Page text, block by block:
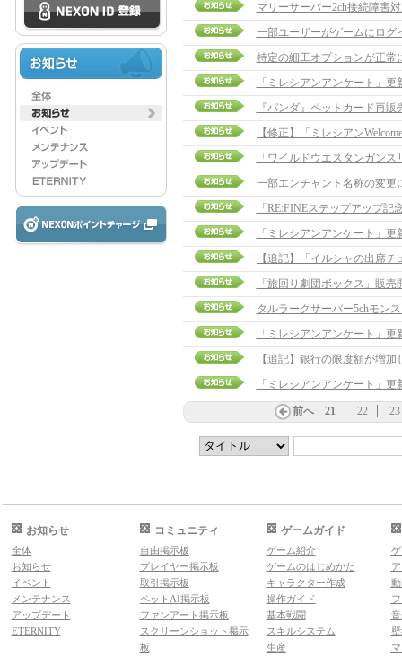
マリーサーバー2ch接続障害
一部ユーザーがゲームにログ
特定の細工オプションが正常
「ミレシアンアンケート」更
『パンダ』ペットカード再販
「ワイルドウエスタンガン
一部エンチャント名称の変更
「RE:FINEステップアップ
「ミレシアンアンケート」更
「旅回り劇団ボックス」販売
タルラークサーバー5chモン
「ミレシアンアンケート」更
【追記】銀行の限度額が増
「ミレシアンアンケート」更
前へ 21 22 23
お知らせ
全体
お知らせ
イベント
メンテナンス
アップデート
ETERNITY
コミュニティ
自由掲示板
プレイヤー掲示板
取引掲示板
ペットAI掲示板
ファンアート掲示板
スクリーンショット掲示
板
ゲームガイド
ゲーム紹介
ゲームのはじめかた
キャラクター作成
操作ガイド
基本戦闘
スキルシステム
生産